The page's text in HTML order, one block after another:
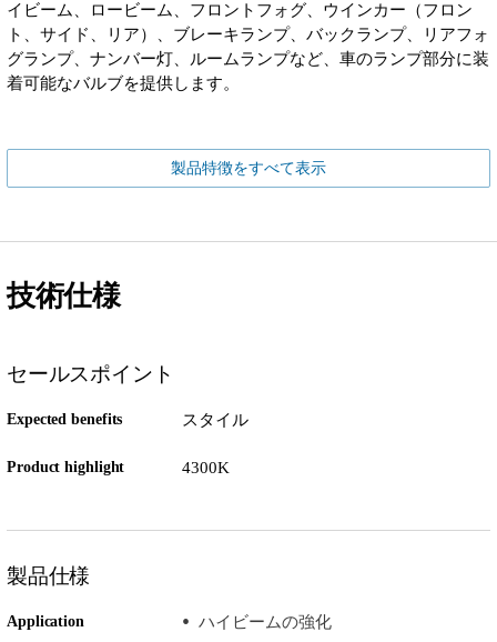
イビーム、ロービーム、フロントフォグ、ウインカー（フロン
ト、サイド、リア）、ブレーキランプ、バックランプ、リアフォ
グランプ、ナンバー灯、ルームランプなど、車のランプ部分に装
着可能なバルブを提供します。
製品特徴をすべて表示
技術仕様
セールスポイント
Expected benefits スタイル
Product highlight 4300K
製品仕様
Application
ハイビームの強化